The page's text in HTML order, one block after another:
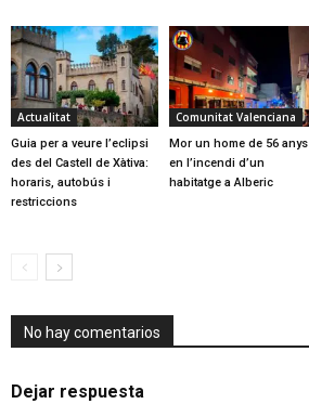
Actualitat
Guia per a veure l’eclipsi
des del Castell de Xàtiva:
horaris, autobús i
restriccions
Comunitat Valenciana
Mor un home de 56 anys
en l’incendi d’un
habitatge a Alberic
No hay comentarios
Dejar respuesta